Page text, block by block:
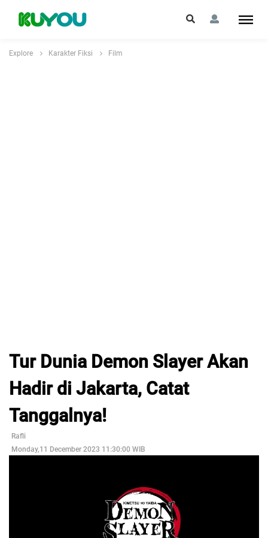
Explore Karakter Fiksi Film
Tur Dunia Demon Slayer Akan
Hadir di Jakarta, Catat
Tanggalnya!
Rafli
Monday,11 December 2023 11:30:00 WIB